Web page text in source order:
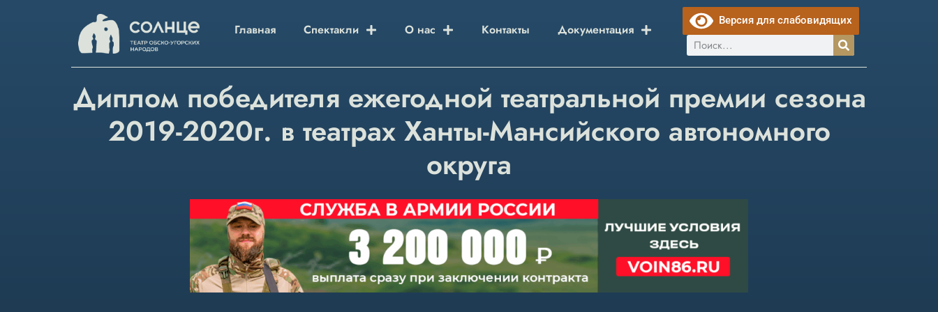
Главная Спектакли О нас Контакты Документация
Версия для слабовидящих
Диплом победителя ежегодной театральной премии сезона
2019-2020г. в театрах Ханты-Мансийского автономного
округа